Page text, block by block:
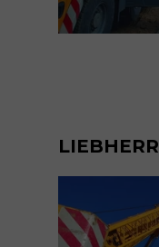
LIEBHERR